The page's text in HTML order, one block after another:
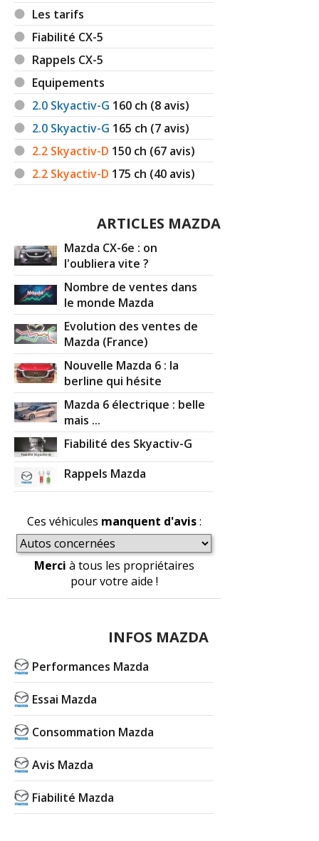
Les tarifs
Fiabilité CX-5
Rappels CX-5
Equipements
2.0 Skyactiv-G 160 ch (8 avis)
2.0 Skyactiv-G 165 ch (7 avis)
2.2 Skyactiv-D 150 ch (67 avis)
2.2 Skyactiv-D 175 ch (40 avis)
ARTICLES MAZDA
Mazda CX-6e : on
l'oubliera vite ?
Nombre de ventes dans
le monde Mazda
Evolution des ventes de
Mazda (France)
Nouvelle Mazda 6 : la
berline qui hésite
Mazda 6 électrique : belle
mais ...
Fiabilité des Skyactiv-G
Rappels Mazda
Ces véhicules manquent d'avis:
Merci à tous les propriétaires
pour votre aide !
INFOS MAZDA
Performances Mazda
Essai Mazda
Consommation Mazda
Avis Mazda
Fiabilité Mazda